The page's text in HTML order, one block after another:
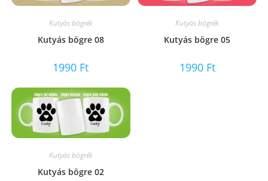
Kutyás bögrék
Kutyás bögre 08
1990 Ft
Kutyás bögrék
Kutyás bögre 05
1990 Ft
Kutyás bögrék
Kutyás bögre 02